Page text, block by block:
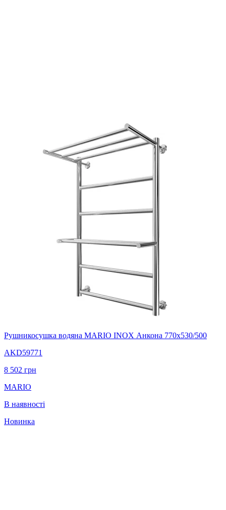
Рушникосушка водяна MARIO INOX Анкона 770х530/500
AKD59771
8 502 грн
MARIO
В наявності
Новинка